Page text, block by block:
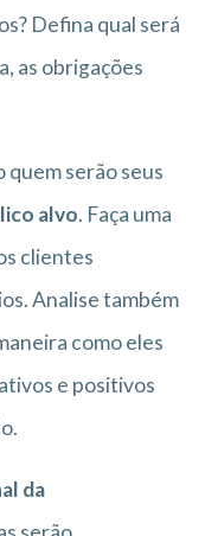
Defina qual será
as obrigações
serão seus
alvo. Faça uma
clientes
Analise também
como eles
e positivos
da